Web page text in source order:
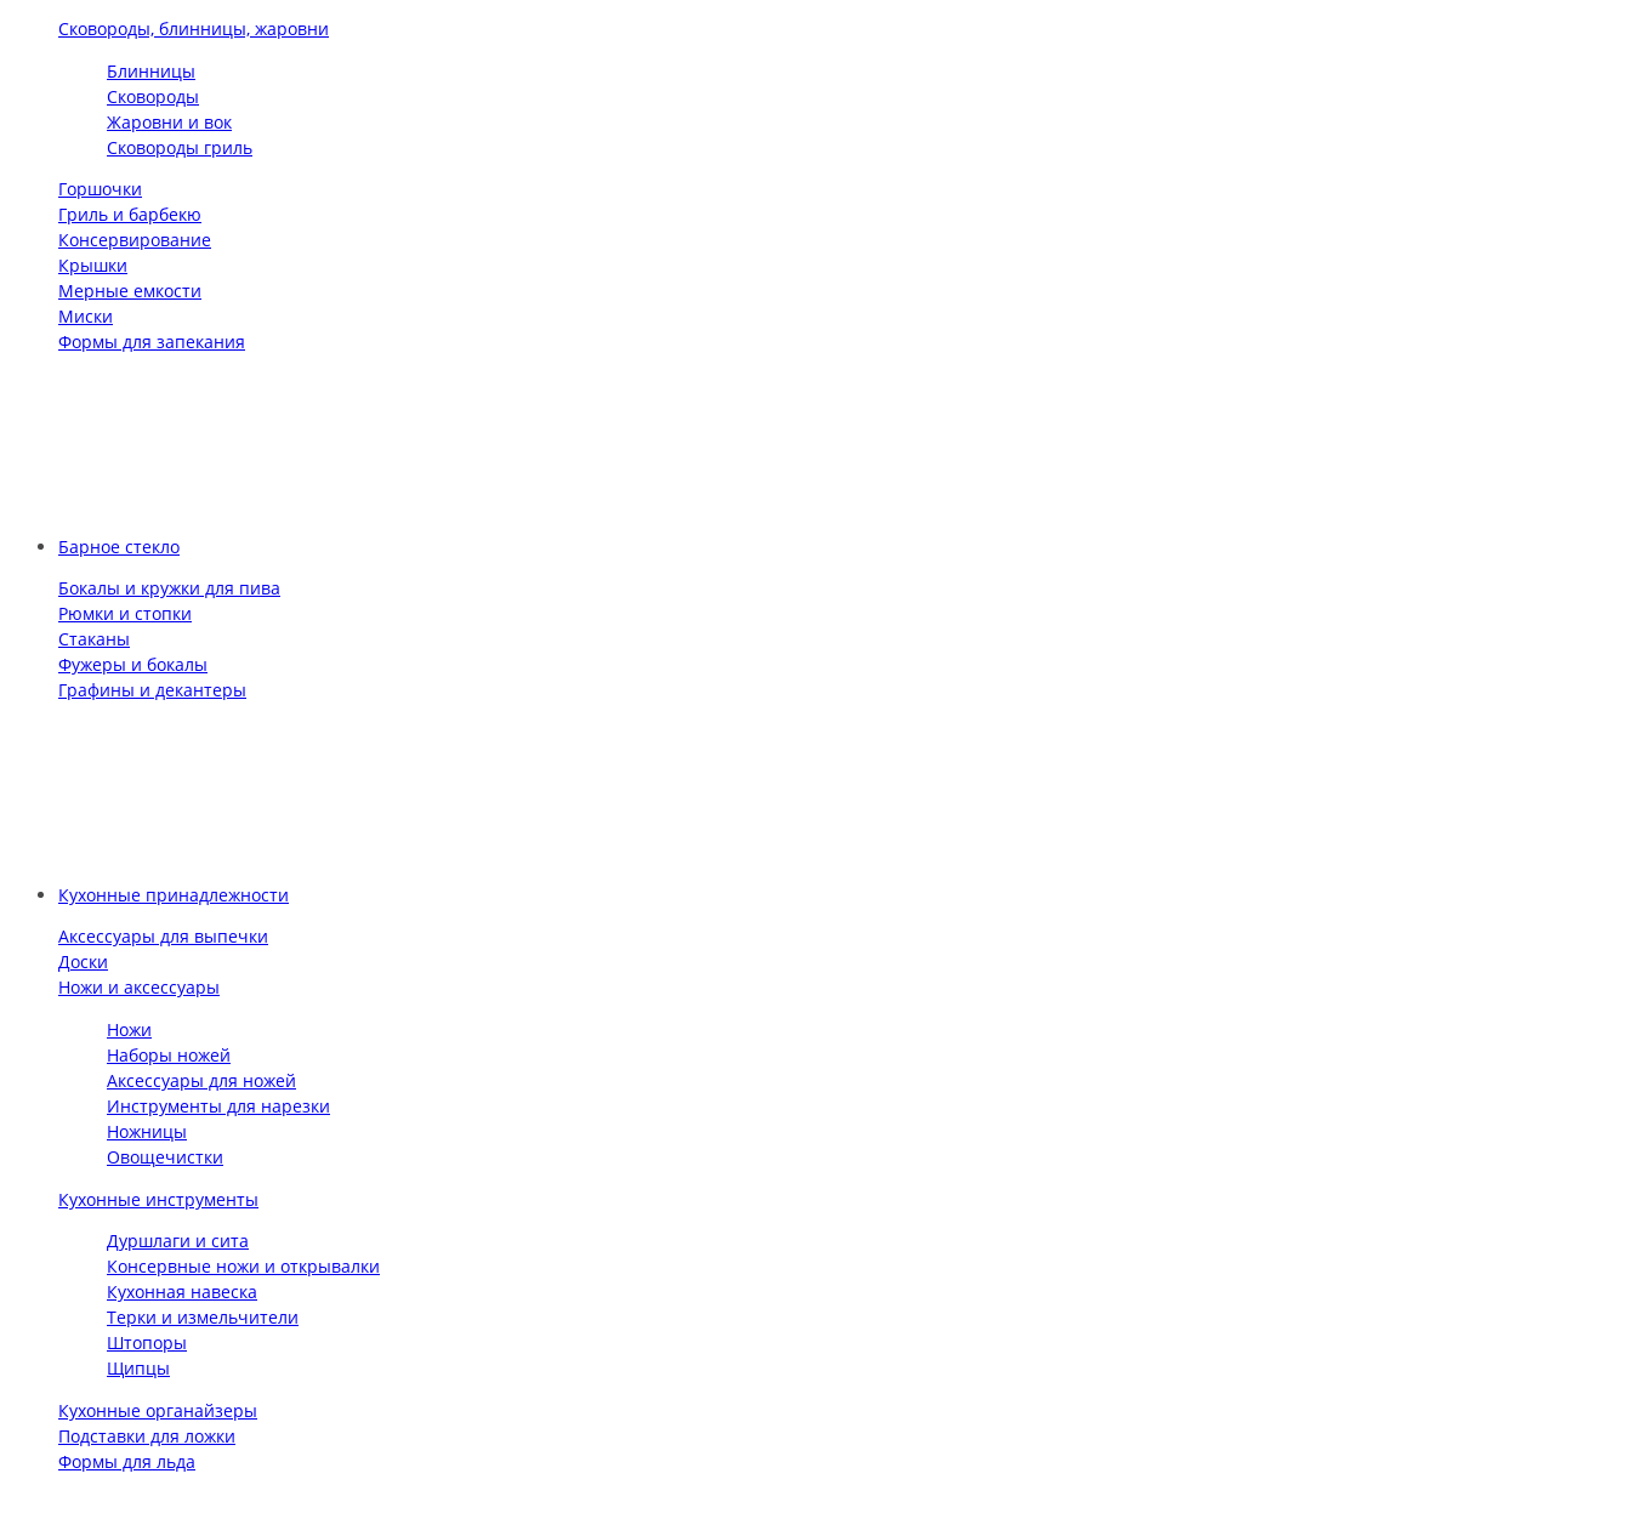
Сковороды, блинницы, жаровни
Блинницы
Сковороды
Жаровни и вок
Сковороды гриль
Горшочки
Гриль и барбекю
Консервирование
Крышки
Мерные емкости
Миски
Формы для запекания
Барное стекло
Бокалы и кружки для пива
Рюмки и стопки
Стаканы
Фужеры и бокалы
Графины и декантеры
Кухонные принадлежности
Аксессуары для выпечки
Доски
Ножи и аксессуары
Ножи
Наборы ножей
Аксессуары для ножей
Инструменты для нарезки
Ножницы
Овощечистки
Кухонные инструменты
Дуршлаги и сита
Консервные ножи и открывалки
Кухонная навеска
Терки и измельчители
Штопоры
Щипцы
Кухонные органайзеры
Подставки для ложки
Формы для льда